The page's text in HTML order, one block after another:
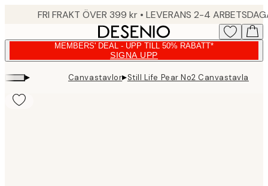
FRI FRAKT ÖVER 399 kr • LEVERANS 2-4
MEMBERS' DEAL - UPP TILL 50% RABATT*
SIGNA UPP
▸ Canvastavlor▸Still Life Pear No2 Canvastavla